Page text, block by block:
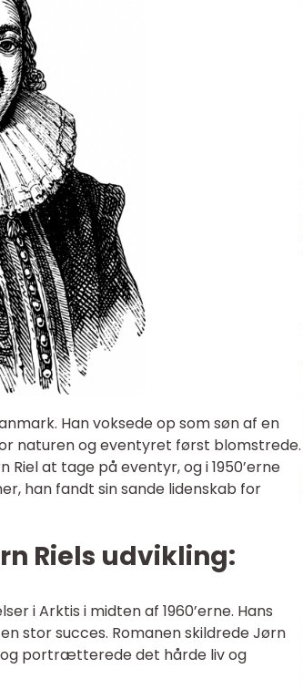
Han voksede op som søn af en
naturen og eventyret først blomstrede.
at tage på eventyr, og i 1950’erne
han fandt sin sande lidenskab for
Riels udvikling:
i Arktis i midten af 1960’erne. Hans
stor succes. Romanen skildrede Jørn
og portrætterede det hårde liv og